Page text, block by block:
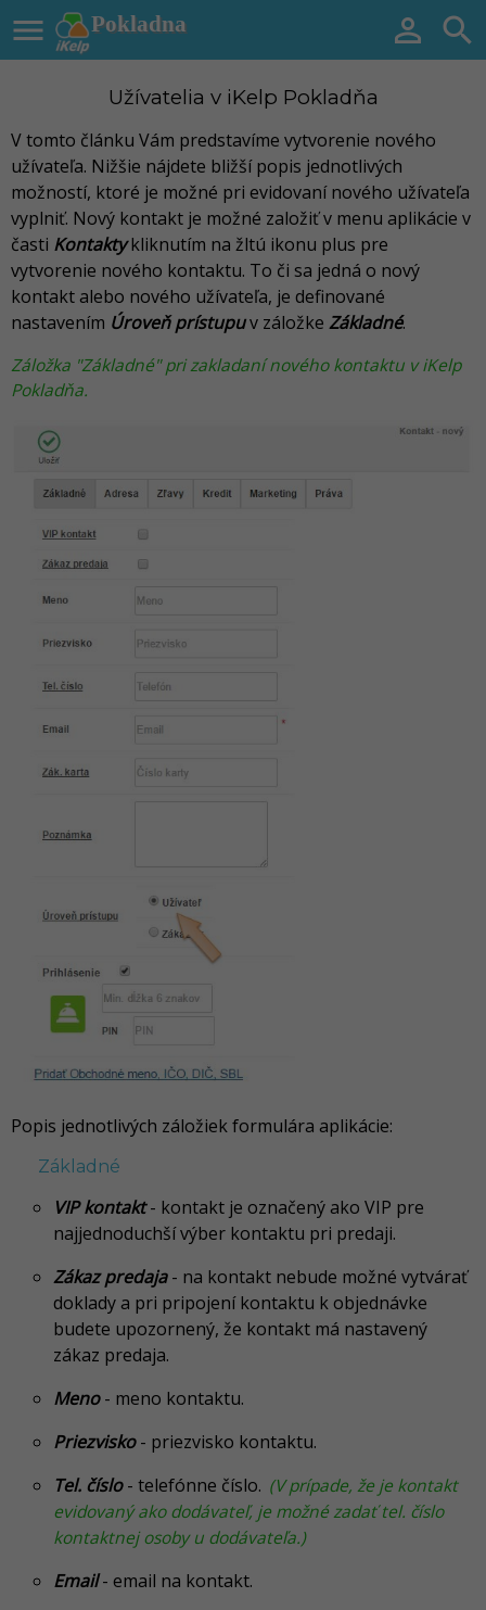
Pokladna
  
Užívatelia v iKelp Pokladňa
V tomto článku Vám predstavíme vytvorenie nového
užívateľa. Nižšie nájdete bližší popis jednotlivých
možností, ktoré je možné pri evidovaní nového užívateľa
vyplniť. Nový kontakt je možné založiť v menu aplikácie v
časti Kontaktykliknutím na žltú ikonu plus pre
vytvorenie nového kontaktu. To či sa jedná o nový
kontakt alebo nového užívateľa, je definované
nastavením Úroveň prístupuv záložke Základné.
Záložka "Základné" pri zakladaní nového kontaktu v iKelp
Pokladňa.
Popis jednotlivých záložiek formulára aplikácie:
Základné
VIP kontakt- kontakt je označený ako VIP pre
najjednoduchší výber kontaktu pri predaji.
Zákaz predaja- na kontakt nebude možné vytvárať
doklady a pri pripojení kontaktu k objednávke
budete upozornený, že kontakt má nastavený
zákaz predaja.
Meno- meno kontaktu.
Priezvisko- priezvisko kontaktu.
Tel. číslo- telefónne číslo. (V prípade, že je kontakt
evidovaný ako dodávateľ, je možné zadať tel. číslo
kontaktnej osoby u dodávateľa.)
Email- email na kontakt.